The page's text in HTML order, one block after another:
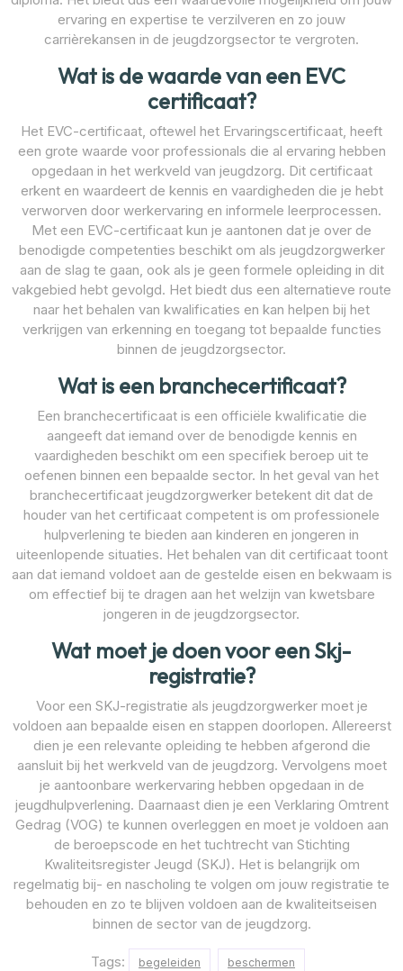
ervaring en expertise te verzilveren en zo jouw
carrièrekansen in de jeugdzorgsector te vergroten.
Wat is de waarde van een EVC
certificaat?
Het EVC-certificaat, oftewel het Ervaringscertificaat, heeft
een grote waarde voor professionals die al ervaring hebben
opgedaan in het werkveld van jeugdzorg. Dit certificaat
erkent en waardeert de kennis en vaardigheden die je hebt
verworven door werkervaring en informele leerprocessen.
Met een EVC-certificaat kun je aantonen dat je over de
benodigde competenties beschikt om als jeugdzorgwerker
aan de slag te gaan, ook als je geen formele opleiding in dit
vakgebied hebt gevolgd. Het biedt dus een alternatieve route
naar het behalen van kwalificaties en kan helpen bij het
verkrijgen van erkenning en toegang tot bepaalde functies
binnen de jeugdzorgsector.
Wat is een branchecertificaat?
Een branchecertificaat is een officiële kwalificatie die
aangeeft dat iemand over de benodigde kennis en
vaardigheden beschikt om een specifiek beroep uit te
oefenen binnen een bepaalde sector. In het geval van het
branchecertificaat jeugdzorgwerker betekent dit dat de
houder van het certificaat competent is om professionele
hulpverlening te bieden aan kinderen en jongeren in
uiteenlopende situaties. Het behalen van dit certificaat toont
aan dat iemand voldoet aan de gestelde eisen en bekwaam is
om effectief bij te dragen aan het welzijn van kwetsbare
jongeren in de jeugdzorgsector.
Wat moet je doen voor een Skj-
registratie?
Voor een SKJ-registratie als jeugdzorgwerker moet je
voldoen aan bepaalde eisen en stappen doorlopen. Allereerst
dien je een relevante opleiding te hebben afgerond die
aansluit bij het werkveld van de jeugdzorg. Vervolgens moet
je aantoonbare werkervaring hebben opgedaan in de
jeugdhulpverlening. Daarnaast dien je een Verklaring Omtrent
Gedrag (VOG) te kunnen overleggen en moet je voldoen aan
de beroepscode en het tuchtrecht van Stichting
Kwaliteitsregister Jeugd (SKJ). Het is belangrijk om
regelmatig bij- en nascholing te volgen om jouw registratie te
behouden en zo te blijven voldoen aan de kwaliteitseisen
binnen de sector van de jeugdzorg.
Tags: begeleiden beschermen